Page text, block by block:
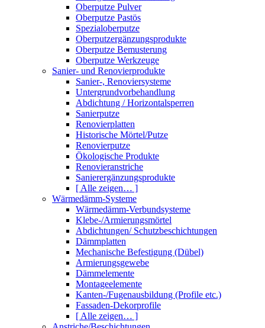
Oberputze Pulver
Oberputze Pastös
Spezialoberputze
Oberputzergänzungsprodukte
Oberputze Bemusterung
Oberputze Werkzeuge
Sanier- und Renovierprodukte
Sanier-, Renoviersysteme
Untergrundvorbehandlung
Abdichtung / Horizontalsperren
Sanierputze
Renovierplatten
Historische Mörtel/Putze
Renovierputze
Ökologische Produkte
Renovieranstriche
Sanierergänzungsprodukte
[ Alle zeigen… ]
Wärmedämm-Systeme
Wärmedämm-Verbundsysteme
Klebe-/Armierungsmörtel
Abdichtungen/ Schutzbeschichtungen
Dämmplatten
Mechanische Befestigung (Dübel)
Armierungsgewebe
Dämmelemente
Montageelemente
Kanten-/Fugenausbildung (Profile etc.)
Fassaden-Dekorprofile
[ Alle zeigen… ]